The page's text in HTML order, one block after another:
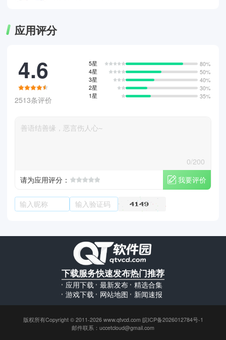
应用评分
4.6
2513条评价
5星
80%
4星
50%
3星
40%
2星
30%
1星
35%
0/200
请为应用评分：
我要评价
下载服务
应用下载
游戏下载
快速发布
最新发布
网站地图
热门推荐
精选合集
新闻速报
版权所有Copyright © 2011-2026 www.qtvcd.com 皖ICP备2026012784号-1
邮件联系：uccetcloud@gmail.com